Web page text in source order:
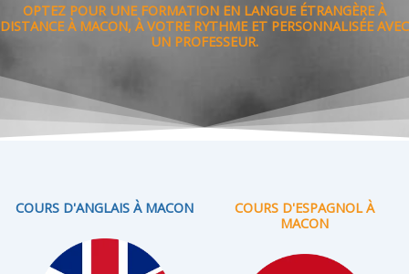
OPTEZ POUR UNE FORMATION EN LANGUE ÉTRANGÈRE À
DISTANCE À MACON, À VOTRE RYTHME ET PERSONNALISÉE AVEC
UN PROFESSEUR.
COURS D'ANGLAIS À MACON
COURS D'ESPAGNOL À
MACON